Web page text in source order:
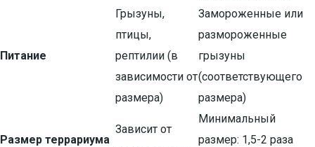
Питание
Грызуны,
птицы,
рептилии (в
зависимости от
размера)
Замороженные или
размороженные
грызуны
(соответствующего
размера)
Размер террариума
Зависит от
Минимальный
размер: 1,5-2 раза